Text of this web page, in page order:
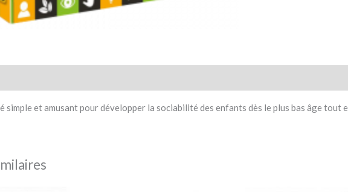
simple et amusant pour développer la sociabilité des enfants dès le plus bas âge tout